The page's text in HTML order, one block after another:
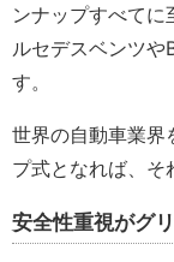
ンナップすべてに
ルセデスベンツや
す。
世界の自動車業界
プ式となれば、そ
安全性重視がグ